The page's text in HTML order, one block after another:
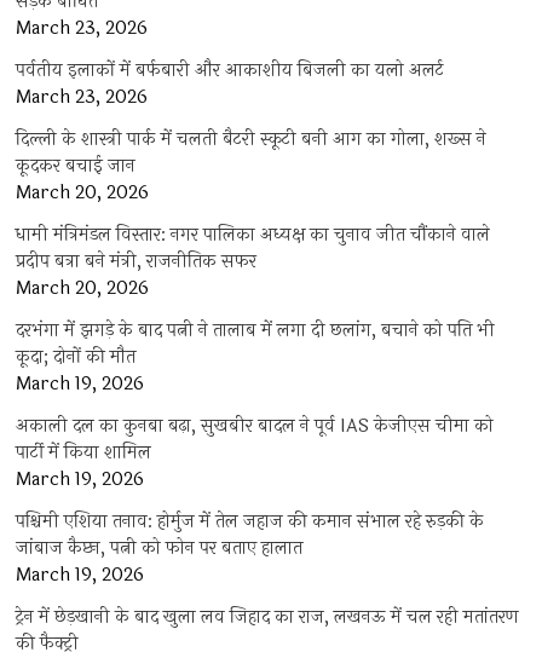
March 23, 2026
पर्वतीय इलाकों में बर्फबारी और आकाशीय बिजली का यलो अलर्ट
March 23, 2026
दिल्ली के शास्त्री पार्क में चलती बैटरी स्कूटी बनी आग का गोला, शख्स ने
कूदकर बचाई जान
March 20, 2026
धामी मंत्रिमंडल विस्तार: नगर पालिका अध्यक्ष का चुनाव जीत चौंकाने वाले
प्रदीप बत्रा बने मंत्री, राजनीतिक सफर
March 20, 2026
दरभंगा में झगड़े के बाद पत्नी ने तालाब में लगा दी छलांग, बचाने को पति भी
कूदा; दोनों की मौत
March 19, 2026
अकाली दल का कुनबा बढ़ा, सुखबीर बादल ने पूर्व IAS केजीएस चीमा को
पार्टी में किया शामिल
March 19, 2026
पश्चिमी एशिया तनाव: होर्मुज में तेल जहाज की कमान संभाल रहे रुड़की के
जांबाज कैप्टन, पत्नी को फोन पर बताए हालात
March 19, 2026
ट्रेन में छेड़खानी के बाद खुला लव जिहाद का राज, लखनऊ में चल रही मतांतरण
की फैक्ट्री